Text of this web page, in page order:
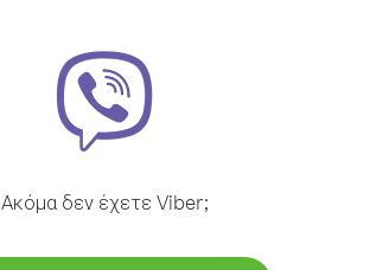
Ακόμα δεν έχετε Viber;